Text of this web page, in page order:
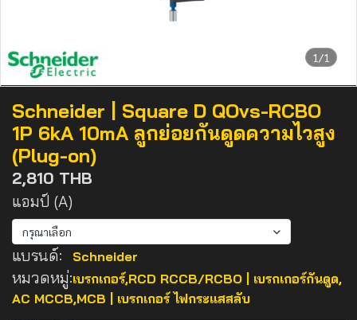
1/1
Schneider | Square D QOvs-RCBO
1P 6kA 10mA ลูกย่อยกันดูดความไวสูง
(Plug-on)
2,810 THB
แอมป์ (A)
กรุณาเลือก
แบรนด์: Schneider
หมวดหมู่:เบรกเกอร์,RCD RCCB/RCBO | เบรกเกอร์กันดูด,
AC MCCB,MCB | เบรกเกอร์ ไฟกระแสสลับ